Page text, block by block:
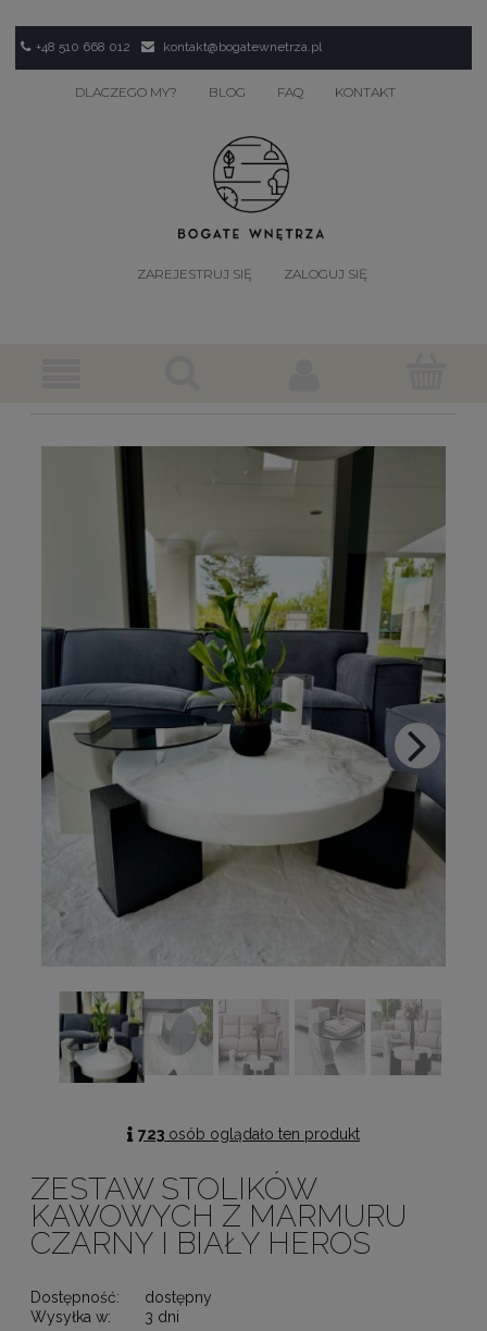
+48 510 668 012 kontakt@bogatewnetrza.pl
DLACZEGO MY? BLOG FAQ KONTAKT
ZAREJESTRUJ SIĘ ZALOGUJ SIĘ
723 osób oglądało ten produkt
ZESTAW STOLIKÓW
KAWOWYCH Z MARMURU
CZARNY I BIAŁY HEROS
Dostępność:
dostępny
Wysyłka w:
3 dni